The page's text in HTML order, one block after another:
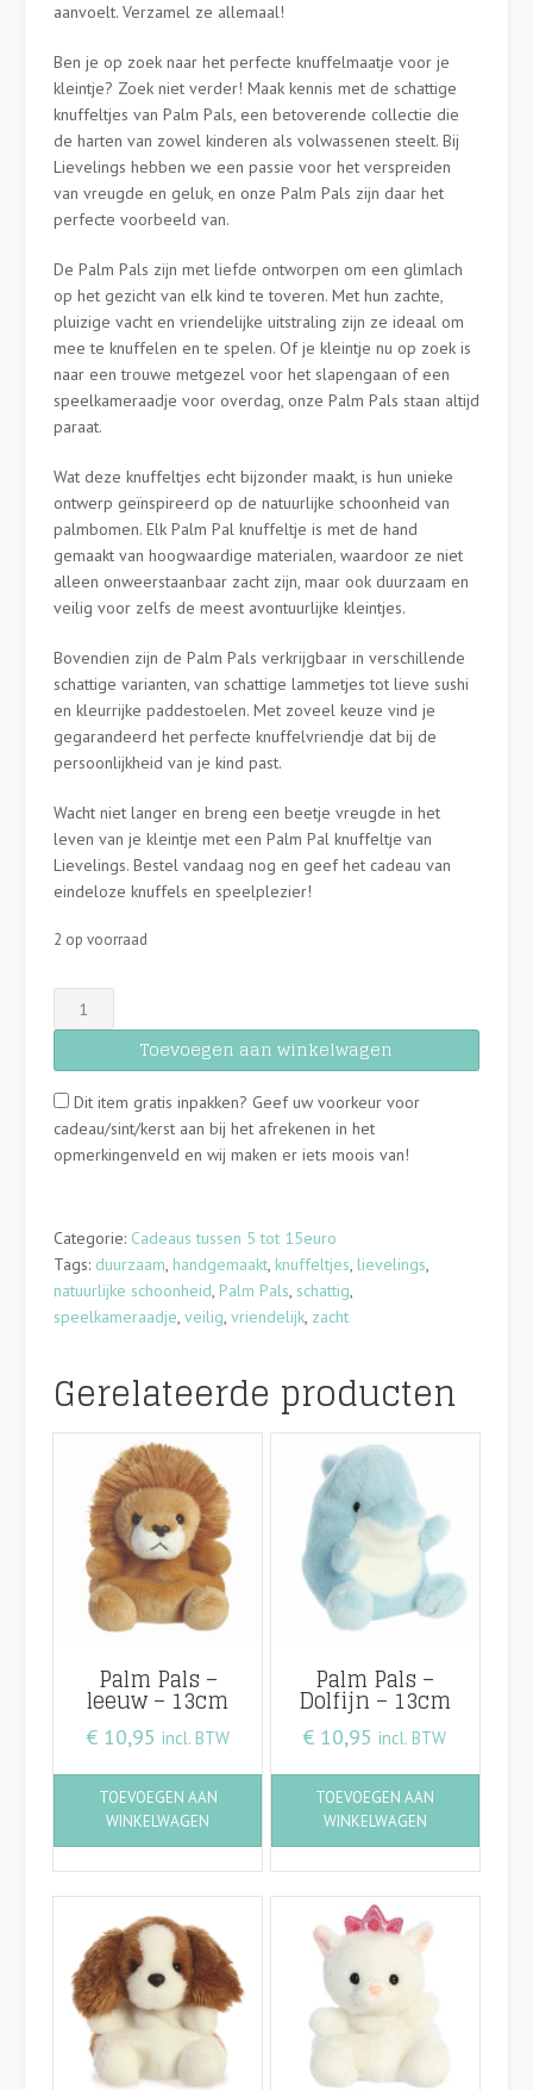
aanvoelt. Verzamel ze allemaal!
Ben je op zoek naar het perfecte knuffelmaatje voor je
kleintje? Zoek niet verder! Maak kennis met de schattige
knuffeltjes van Palm Pals, een betoverende collectie die
de harten van zowel kinderen als volwassenen steelt. Bij
Lievelings hebben we een passie voor het verspreiden
van vreugde en geluk, en onze Palm Pals zijn daar het
perfecte voorbeeld van.
De Palm Pals zijn met liefde ontworpen om een glimlach
op het gezicht van elk kind te toveren. Met hun zachte,
pluizige vacht en vriendelijke uitstraling zijn ze ideaal om
mee te knuffelen en te spelen. Of je kleintje nu op zoek is
naar een trouwe metgezel voor het slapengaan of een
speelkameraadje voor overdag, onze Palm Pals staan altijd
paraat.
Wat deze knuffeltjes echt bijzonder maakt, is hun unieke
ontwerp geïnspireerd op de natuurlijke schoonheid van
palmbomen. Elk Palm Pal knuffeltje is met de hand
gemaakt van hoogwaardige materialen, waardoor ze niet
alleen onweerstaanbaar zacht zijn, maar ook duurzaam en
veilig voor zelfs de meest avontuurlijke kleintjes.
Bovendien zijn de Palm Pals verkrijgbaar in verschillende
schattige varianten, van schattige lammetjes tot lieve sushi
en kleurrijke paddestoelen. Met zoveel keuze vind je
gegarandeerd het perfecte knuffelvriendje dat bij de
persoonlijkheid van je kind past.
Wacht niet langer en breng een beetje vreugde in het
leven van je kleintje met een Palm Pal knuffeltje van
Lievelings. Bestel vandaag nog en geef het cadeau van
eindeloze knuffels en speelplezier!
2 op voorraad
Palm
Pals
-
13cm
aantal
Toevoegen aan winkelwagen
Dit item gratis inpakken? Geef uw voorkeur voor
cadeau/sint/kerst aan bij het afrekenen in het
opmerkingenveld en wij maken er iets moois van!
Categorie: Cadeaus tussen 5 tot 15euro
Tags: duurzaam, handgemaakt, knuffeltjes, lievelings,
natuurlijke schoonheid, Palm Pals, schattig,
speelkameraadje, veilig, vriendelijk, zacht
Gerelateerde producten
Palm Pals –
leeuw – 13cm
€10,95 incl. BTW
TOEVOEGEN AAN
WINKELWAGEN
Palm Pals –
Dolfijn – 13cm
€ 10,95 incl. BTW
TOEVOEGEN AAN
WINKELWAGEN